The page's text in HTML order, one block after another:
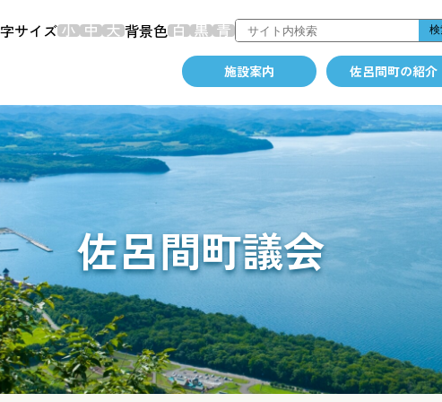
サイズ 背景色
施設案内 佐呂間町の紹介
佐呂間町議会